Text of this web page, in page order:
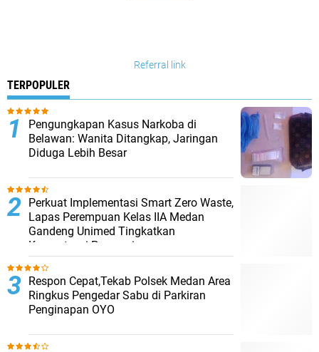
Referral link
TERPOPULER
Pengungkapan Kasus Narkoba di
Belawan: Wanita Ditangkap, Jaringan
Diduga Lebih Besar
Perkuat Implementasi Smart Zero Waste,
Lapas Perempuan Kelas IIA Medan
Gandeng Unimed Tingkatkan
Kompetensi Pegawai
Respon Cepat,Tekab Polsek Medan Area
Ringkus Pengedar Sabu di Parkiran
Penginapan OYO